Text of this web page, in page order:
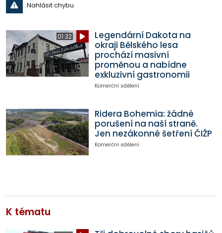
Nahlásit chybu
01:32
Legendární Dakota na
okraji Bělského lesa
prochází masivní
proměnou a nabídne
exkluzivní gastronomii
Komerční sdělení
Ridera Bohemia: žádné
porušení na naší straně.
Jen nezákonné šetření ČIŽP
Komerční sdělení
K tématu